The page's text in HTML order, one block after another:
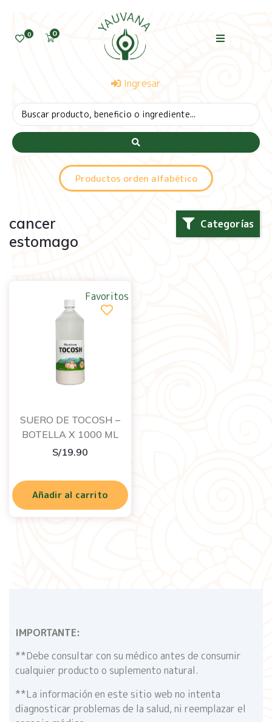
0 0
Ingresar
Productos orden alfabético
Categorías
cancer
estomago
SUERO DE TOCOSH –
BOTELLA X 1000 ML
S/19.90
Añadir al carrito
Favoritos
IMPORTANTE:
**Debe consultar con su médico antes de consumir
cualquier producto o suplemento natural.
**La información en este sitio web no intenta
diagnosticar problemas de la salud, ni reemplazar el